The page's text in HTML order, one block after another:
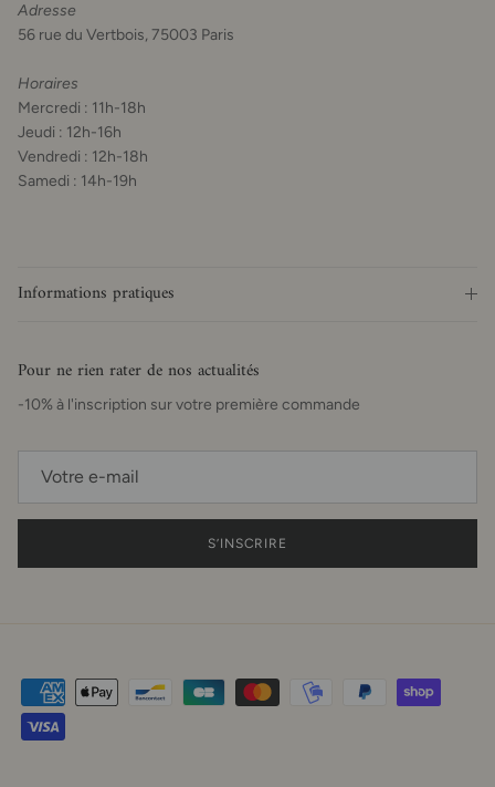
Adresse
56 rue du Vertbois, 75003 Paris
Horaires
Mercredi : 11h-18h
Jeudi : 12h-16h
Vendredi : 12h-18h
Samedi : 14h-19h
Informations pratiques
Pour ne rien rater de nos actualités
-10% à l'inscription sur votre première commande
S’INSCRIRE